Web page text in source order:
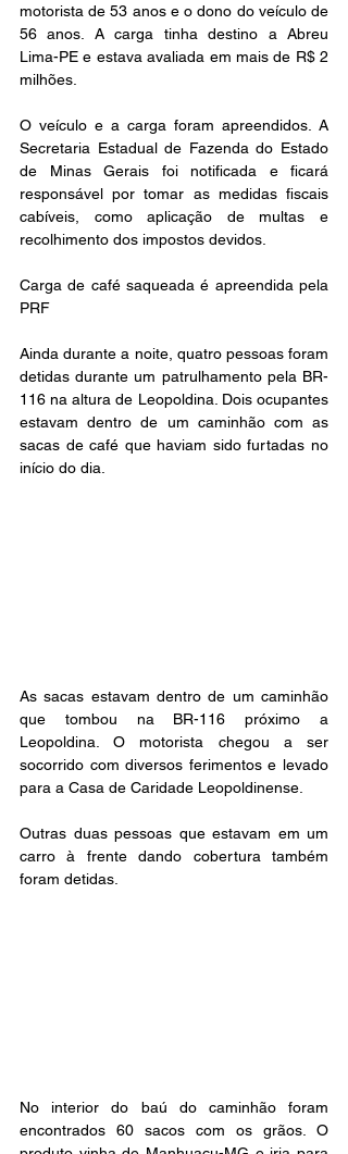
motorista de 53 anos e o dono do veículo de
56 anos. A carga tinha destino a Abreu
Lima-PE e estava avaliada em mais de R$ 2
milhões.
O veículo e a carga foram apreendidos. A
Secretaria Estadual de Fazenda do Estado
de Minas Gerais foi notificada e ficará
responsável por tomar as medidas fiscais
cabíveis, como aplicação de multas e
recolhimento dos impostos devidos.
Carga de café saqueada é apreendida pela
PRF
Ainda durante a noite, quatro pessoas foram
detidas durante um patrulhamento pela BR-
116 na altura de Leopoldina. Dois ocupantes
estavam dentro de um caminhão com as
sacas de café que haviam sido furtadas no
início do dia.
As sacas estavam dentro de um caminhão
que tombou na BR-116 próximo a
Leopoldina. O motorista chegou a ser
socorrido com diversos ferimentos e levado
para a Casa de Caridade Leopoldinense.
Outras duas pessoas que estavam em um
carro à frente dando cobertura também
foram detidas.
No interior do baú do caminhão foram
encontrados 60 sacos com os grãos. O